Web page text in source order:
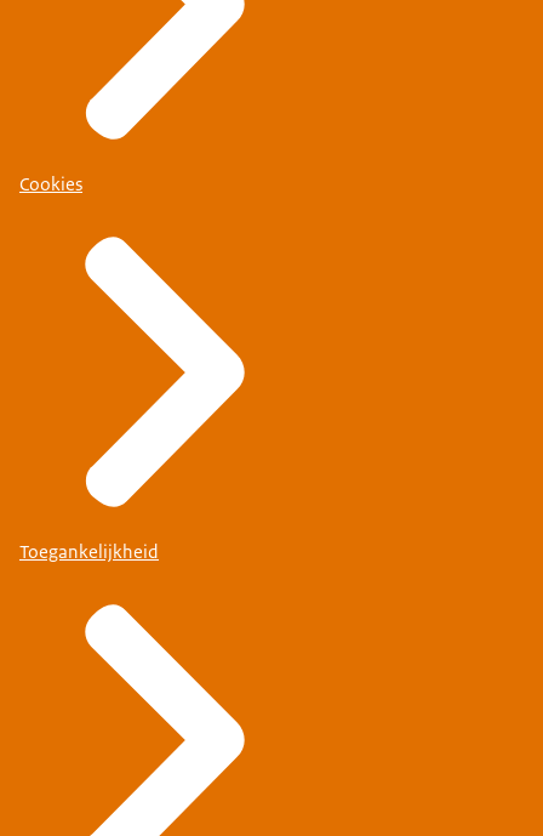
Cookies
Toegankelijkheid